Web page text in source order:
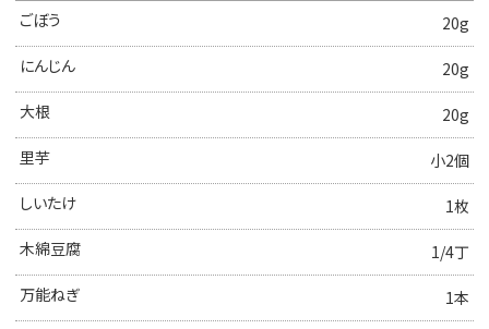
ごぼう
20g
にんじん
20g
大根
20g
里芋
小2個
しいたけ
1枚
木綿豆腐
1/4丁
万能ねぎ
1本